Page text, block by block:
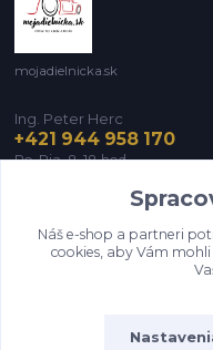
mojadielnicka.sk
Ing. Peter Herc
+421 944 958 170
Po-Pia, 8-18 hod.
Náš e-shop a partneri
cookies, aby Vám